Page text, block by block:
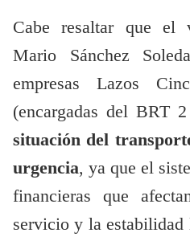
Cabe resaltar que el
Mario Sánchez
empresas Lazos
(encargadas del BRT
situación del
urgencia, ya que el
financieras que
servicio y la estabilidad